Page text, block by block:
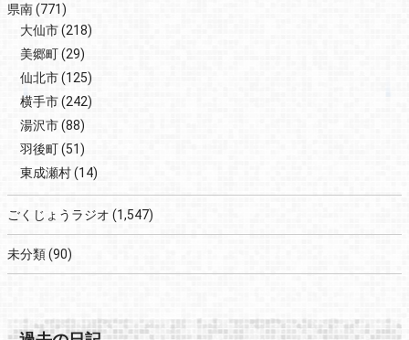
県南(771)
大仙市(218)
美郷町(29)
仙北市(125)
横手市(242)
湯沢市(88)
羽後町(51)
東成瀬村(14)
ごくじょうラジオ (1,547)
未分類(90)